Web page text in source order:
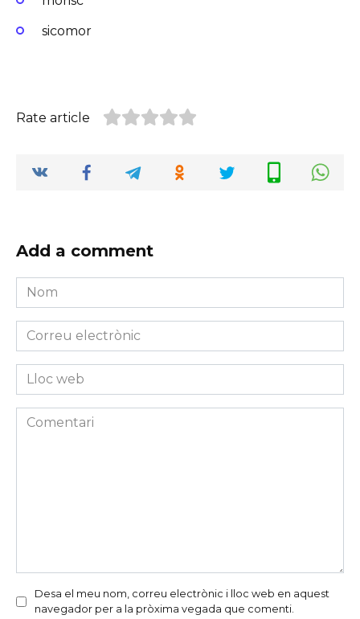
sicomor
Rate article
Add a comment
Nom
*
Correu
electrònic
*Lloc
web
Comentari
Desa el meu nom, correu electrònic i lloc web en aquest
navegador per a la pròxima vegada que comenti.